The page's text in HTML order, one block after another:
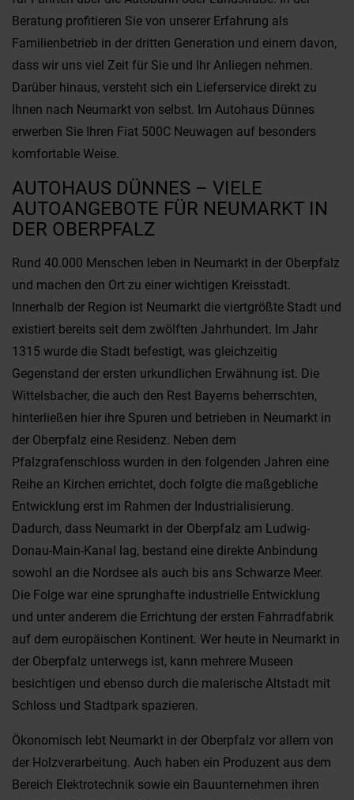
Beratung profitieren Sie von unserer Erfahrung als
Familienbetrieb in der dritten Generation und einem davon,
dass wir uns viel Zeit für Sie und Ihr Anliegen nehmen.
Darüber hinaus, versteht sich ein Lieferservice direkt zu
Ihnen nach Neumarkt von selbst. Im Autohaus Dünnes
erwerben Sie Ihren Fiat 500C Neuwagen auf besonders
komfortable Weise.
AUTOHAUS DÜNNES – VIELE
AUTOANGEBOTE FÜR NEUMARKT IN
DER OBERPFALZ
Rund 40.000 Menschen leben in Neumarkt in der Oberpfalz
und machen den Ort zu einer wichtigen Kreisstadt.
Innerhalb der Region ist Neumarkt die viertgrößte Stadt und
existiert bereits seit dem zwölften Jahrhundert. Im Jahr
1315 wurde die Stadt befestigt, was gleichzeitig
Gegenstand der ersten urkundlichen Erwähnung ist. Die
Wittelsbacher, die auch den Rest Bayerns beherrschten,
hinterließen hier ihre Spuren und betrieben in Neumarkt in
der Oberpfalz eine Residenz. Neben dem
Pfalzgrafenschloss wurden in den folgenden Jahren eine
Reihe an Kirchen errichtet, doch folgte die maßgebliche
Entwicklung erst im Rahmen der Industrialisierung.
Dadurch, dass Neumarkt in der Oberpfalz am Ludwig-
Donau-Main-Kanal lag, bestand eine direkte Anbindung
sowohl an die Nordsee als auch bis ans Schwarze Meer.
Die Folge war eine sprunghafte industrielle Entwicklung
und unter anderem die Errichtung der ersten Fahrradfabrik
auf dem europäischen Kontinent. Wer heute in Neumarkt in
der Oberpfalz unterwegs ist, kann mehrere Museen
besichtigen und ebenso durch die malerische Altstadt mit
Schloss und Stadtpark spazieren.
Ökonomisch lebt Neumarkt in der Oberpfalz vor allem von
der Holzverarbeitung. Auch haben ein Produzent aus dem
Bereich Elektrotechnik sowie ein Bauunternehmen ihren